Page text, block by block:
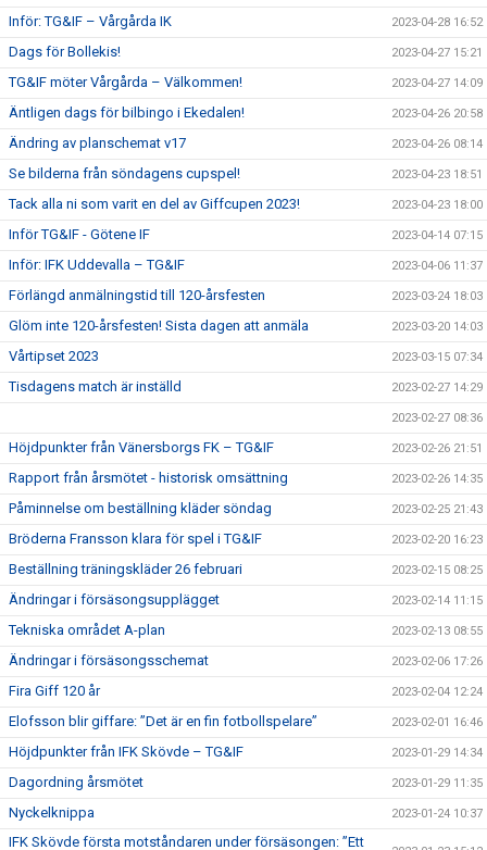
Inför: TG&IF – Vårgårda IK 2023-04-28 16:52
Dags för Bollekis! 2023-04-27 15:21
TG&IF möter Vårgårda – Välkommen! 2023-04-27 14:09
Äntligen dags för bilbingo i Ekedalen! 2023-04-26 20:58
Ändring av planschemat v17 2023-04-26 08:14
Se bilderna från söndagens cupspel! 2023-04-23 18:51
Tack alla ni som varit en del av Giffcupen 2023! 2023-04-23 18:00
Inför TG&IF - Götene IF 2023-04-14 07:15
Inför: IFK Uddevalla – TG&IF 2023-04-06 11:37
Förlängd anmälningstid till 120-årsfesten 2023-03-24 18:03
Glöm inte 120-årsfesten! Sista dagen att anmäla 2023-03-20 14:03
Vårtipset 2023 2023-03-15 07:34
Tisdagens match är inställd 2023-02-27 14:29
2023-02-27 08:36
Höjdpunkter från Vänersborgs FK – TG&IF 2023-02-26 21:51
Rapport från årsmötet - historisk omsättning 2023-02-26 14:35
Påminnelse om beställning kläder söndag 2023-02-25 21:43
Bröderna Fransson klara för spel i TG&IF 2023-02-20 16:23
Beställning träningskläder 26 februari 2023-02-15 08:25
Ändringar i försäsongsupplägget 2023-02-14 11:15
Tekniska området A-plan 2023-02-13 08:55
Ändringar i försäsongsschemat 2023-02-06 17:26
Fira Giff 120 år 2023-02-04 12:24
Elofsson blir giffare: ”Det är en fin fotbollspelare” 2023-02-01 16:46
Höjdpunkter från IFK Skövde – TG&IF 2023-01-29 14:34
Dagordning årsmötet 2023-01-29 11:35
Nyckelknippa 2023-01-24 10:37
IFK Skövde första motståndaren under försäsongen: ”Ett